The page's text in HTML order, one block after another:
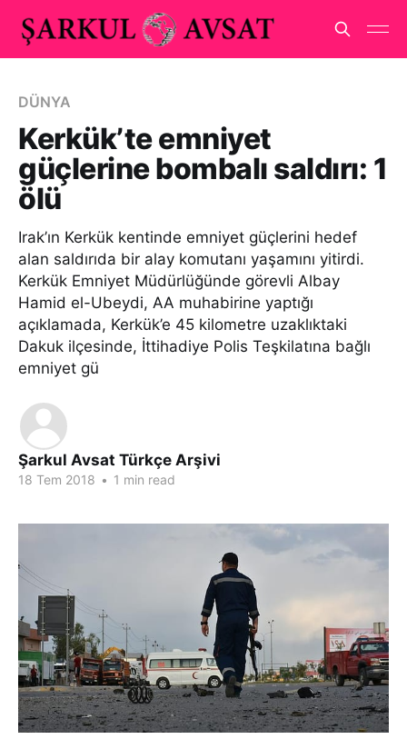
DÜNYA
Kerkük’te emniyet
güçlerine bombalı saldırı: 1
ölü
Irak’ın Kerkük kentinde emniyet güçlerini hedef
alan saldırıda bir alay komutanı yaşamını yitirdi.
Kerkük Emniyet Müdürlüğünde görevli Albay
Hamid el-Ubeydi, AA muhabirine yaptığı
açıklamada, Kerkük’e 45 kilometre uzaklıktaki
Dakuk ilçesinde, İttihadiye Polis Teşkilatına bağlı
emniyet gü
Şarkul Avsat Türkçe Arşivi
18 Tem 2018 • 1 min read